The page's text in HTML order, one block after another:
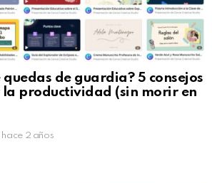
quedas de guardia? 5 consejos
productividad (sin morir en
hace 2 años